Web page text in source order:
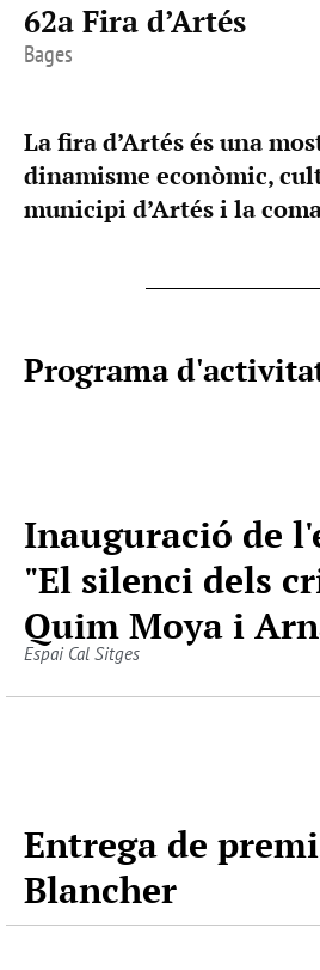
62a Fira d’Artés
Bages
La fira d’Artés és una
dinamisme econòmic,
municipi d’Artés i la
Programa
Inauguració de
"El silenci dels
Quim Moya i
Espai Cal Sitges
Entrega de
Blancher